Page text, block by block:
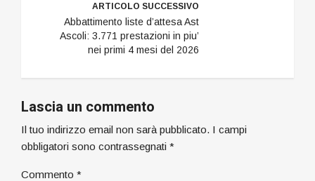
ARTICOLO SUCCESSIVO
Abbattimento liste d’attesa Ast
Ascoli: 3.771 prestazioni in piu’
nei primi 4 mesi del 2026
Lascia un commento
Il tuo indirizzo email non sarà pubblicato. I campi
obbligatori sono contrassegnati *
Commento *